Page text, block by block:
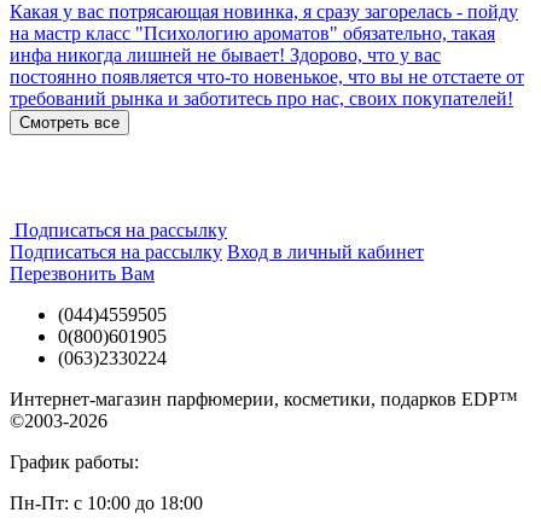
Какая у вас потрясающая новинка, я сразу загорелась - пойду
на мастр класс "Психологию ароматов" обязательно, такая
инфа никогда лишней не бывает! Здорово, что у вас
постоянно появляется что-то новенькое, что вы не отстаете от
требований рынка и заботитесь про нас, своих покупателей!
Смотреть все
Подписаться на рассылку
Подписаться на рассылку Вход в личный кабинет
Перезвонить Вам
(044)4559505
0(800)601905
(063)2330224
Интернет-магазин парфюмерии, косметики, подарков EDP™
©2003-2026
График работы:
Пн-Пт: с 10:00 до 18:00